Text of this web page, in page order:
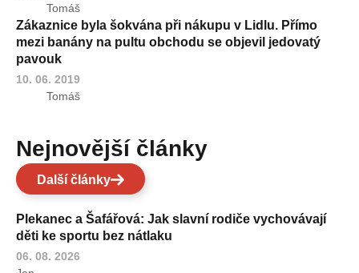
Tomáš
Zákaznice byla šokvána při nákupu v Lidlu. Přímo
mezi banány na pultu obchodu se objevil jedovatý
pavouk
10. 06. 2019
Tomáš
Nejnovější články
Další články
Plekanec a Šafářová: Jak slavní rodiče vychovávají
děti ke sportu bez nátlaku
06. 08. 2026